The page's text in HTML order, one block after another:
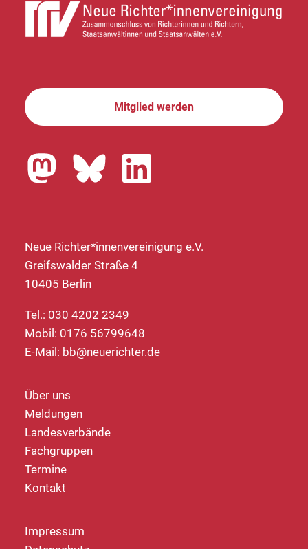
Mitglied werden
Neue Richter*innenvereinigung e.V.
Greifswalder Straße 4
10405 Berlin
Tel.: 030 4202 2349
Mobil: 0176 56799648
E-Mail: bb@neuerichter.de
Über uns
Meldungen
Landesverbände
Fachgruppen
Termine
Kontakt
Impressum